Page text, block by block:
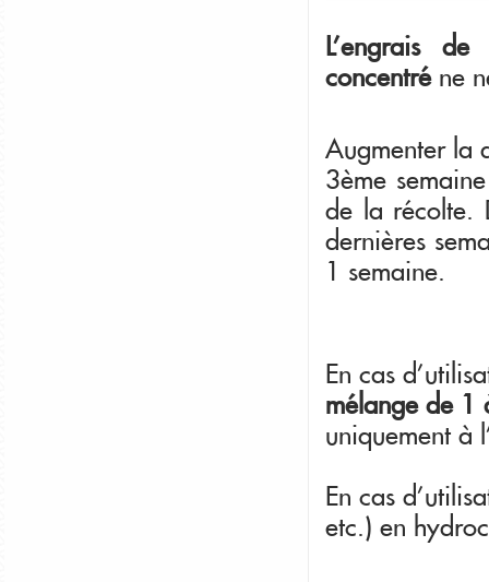
L'engrais
concentré ne
Augmenter la
3ème
de la récolte.
dernières
1 semaine.
En cas
mélange de 1
uniquement à
En cas
etc.) en